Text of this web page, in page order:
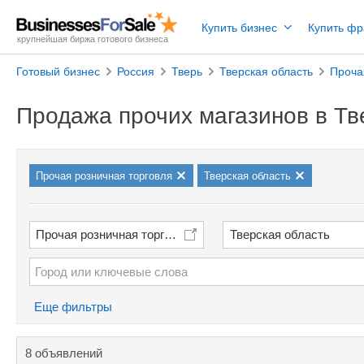
крупнейшая биржа готового бизнеса
Купить бизнес Купить
Готовый бизнес Россия Тверь Тверская область
Продажа прочих магазинов в
Прочая розничная торговля Тверская область
Прочая розничная торговля Тверская область
Еще фильтры
8 объявлений